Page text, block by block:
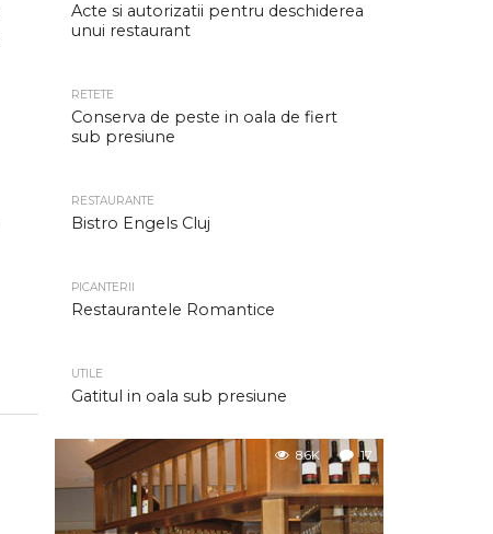
Acte si autorizatii pentru deschiderea
unui restaurant
RETETE
Conserva de peste in oala de fiert
sub presiune
RESTAURANTE
Bistro Engels Cluj
PICANTERII
Restaurantele Romantice
UTILE
Gatitul in oala sub presiune
8.6K 17